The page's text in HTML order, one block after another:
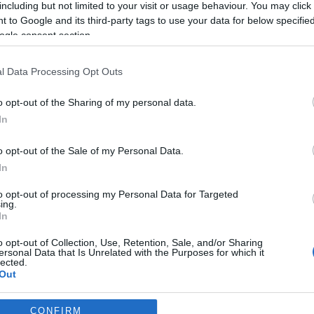
but not limited to your visit or usage behaviour. You may
to Google and its third-party tags to use your data for below
consent section.
Data Processing Opt Outs
opt-out of the Sharing of my personal data.
opt-out of the Sale of my Personal Data.
opt-out of processing my Personal Data for Targeted
opt-out of Collection, Use, Retention, Sale, and/or Sharing
Data that Is Unrelated with the Purposes for which it
consentsCONFIRM
Pinterest
Mi a teendő, ha
lábgörcsöt kapsz?
Koltai Róbert
életükről mesélt